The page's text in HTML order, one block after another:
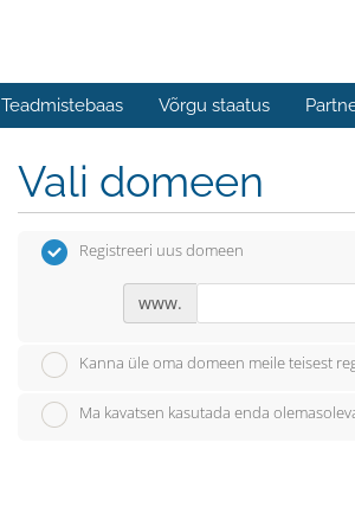
Teadmistebaas Võrgu staatus
Vali domeen
Registreeri uus domeen
www.
Kanna üle oma domeen meile teisest
Ma kavatsen kasutada enda